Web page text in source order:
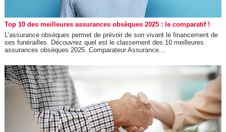
Top 10 des meilleures assurances obsèques 2025 : le comparatif !
L’assurance obsèques permet de prévoir de son vivant le financement de
ses funérailles. Découvrez quel est le classement des 10 meilleures
assurances obsèques 2025. Comparateur Assurance...